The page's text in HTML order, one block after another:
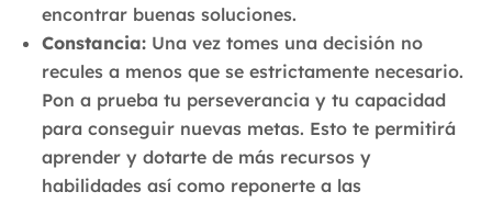
encontrar buenas soluciones.
Constancia: Una vez tomes una decisión no
recules a menos que se estrictamente necesario.
Pon a prueba tu perseverancia y tu capacidad
para conseguir nuevas metas. Esto te permitirá
aprender y dotarte de más recursos y
habilidades así como reponerte a las